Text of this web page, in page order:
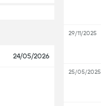
24/05/2026
29/11/2025
25/05/2025